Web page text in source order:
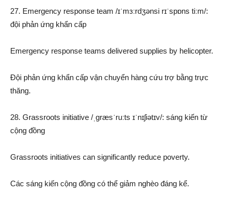
27. Emergency response team /ɪˈmɜːrdʒənsi rɪˈspɒns tiːm/:
đội phản ứng khẩn cấp
Emergency response teams delivered supplies by helicopter.
Đội phản ứng khẩn cấp vận chuyển hàng cứu trợ bằng trực
thăng.
28. Grassroots initiative /ˌɡræsˈruːts ɪˈnɪʃiətɪv/: sáng kiến từ
cộng đồng
Grassroots initiatives can significantly reduce poverty.
Các sáng kiến cộng đồng có thể giảm nghèo đáng kể.